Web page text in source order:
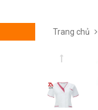
Trang chủ